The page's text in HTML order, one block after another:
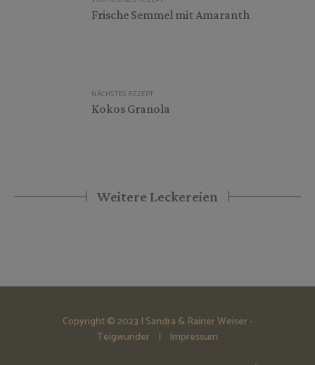
Frische Semmel mit Amaranth
NÄCHSTES REZEPT
Kokos Granola
Weitere Leckereien
Copyright © 2023 | Sandra & Rainer Weiser -
Teigwunder | Impressum